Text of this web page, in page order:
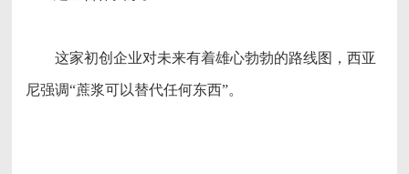
这家初创企业对未来有着雄心勃勃的路线图，西亚
尼强调“蔗浆可以替代任何东西”。